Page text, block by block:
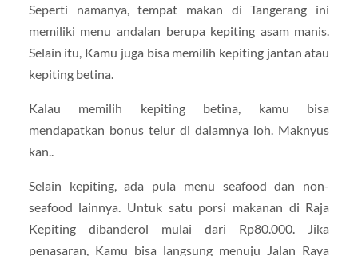
Seperti namanya, tempat makan di Tangerang ini
memiliki menu andalan berupa kepiting asam manis.
Selain itu, Kamu juga bisa memilih kepiting jantan atau
kepiting betina.
Kalau memilih kepiting betina, kamu bisa
mendapatkan bonus telur di dalamnya loh. Maknyus
kan..
Selain kepiting, ada pula menu seafood dan non-
seafood lainnya. Untuk satu porsi makanan di Raja
Kepiting dibanderol mulai dari Rp80.000. Jika
penasaran, Kamu bisa langsung menuju Jalan Raya